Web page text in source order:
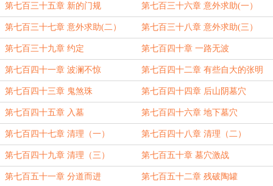
第七百三十五章 新的门规 第七百三十六章 意外求助(一）
第七百三十七章 意外求助(二） 第七百三十八章 意外求助(三）
第七百三十九章 约定 第七百四十章 一路无波
第七百四十一章 波澜不惊 第七百四十二章 有些自大的张明
第七百四十三章 鬼煞珠 第七百四十四章 后山阴墓穴
第七百四十五章 入墓 第七百四十六章 地下墓穴
第七百四十七章 清理（一） 第七百四十八章 清理（二）
第七百四十九章 清理（三） 第七百五十章 墓穴激战
第七百五十一章 分道而进 第七百五十二章 残破陶罐